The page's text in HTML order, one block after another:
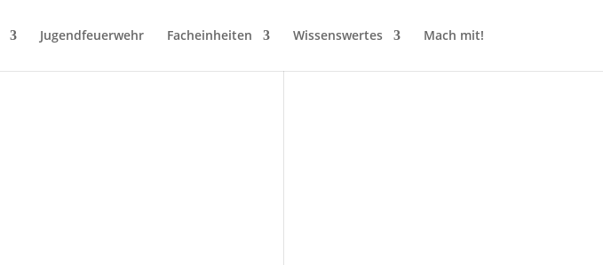
Jugendfeuerwehr Facheinheiten Wissenswertes Mach mit!